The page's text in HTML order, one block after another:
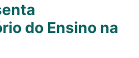
do Ensino na